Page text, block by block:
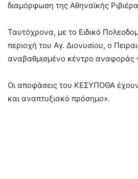
διαμόρφωση της Αθηναϊκής
Ταυτόχρονα, με το Ειδικό
περιοχή του Αγ. Διονυσίου, ο
αναβαθμισμένο κέντρο αναφοράς
Οι αποφάσεις του ΚΕΣΥΠΟΘΑ
και αναπτυξιακό πρόσημο».